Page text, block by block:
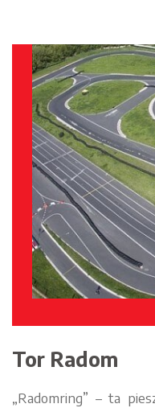
Tor Radom
„Radomring” – ta